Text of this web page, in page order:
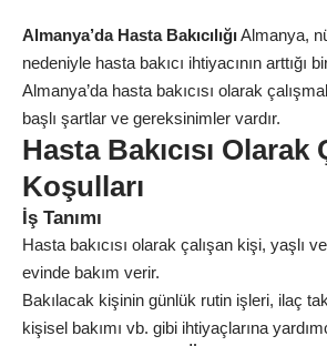
Almanya’da Hasta BakıcılığıAlmanya,
nedeniyle hasta bakıcı ihtiyacının arttığı
Almanya’da hasta bakıcısı olarak
başlı şartlar ve gereksinimler vardır.
Hasta Bakıcısı Olarak
Koşulları
İş Tanımı
Hasta bakıcısı olarak çalışan kişi, yaşlı
evinde bakım verir.
Bakılacak kişinin günlük rutin işleri, ilaç
kişisel bakımı vb. gibi ihtiyaçlarına